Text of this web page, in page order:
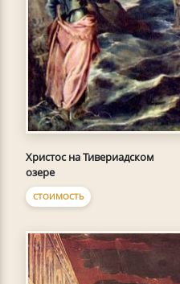
Христос на Тивериадском
озере
СТОИМОСТЬ